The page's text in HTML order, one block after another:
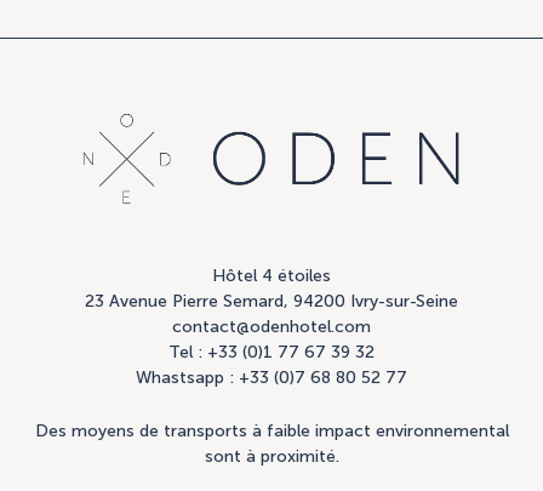
Hôtel 4 étoiles
23 Avenue Pierre Semard, 94200 Ivry-sur-Seine
contact@odenhotel.com
Tel : +33 (0)1 77 67 39 32
Whastsapp : +33 (0)7 68 80 52 77
Des moyens de transports à faible impact environnemental
sont à proximité.